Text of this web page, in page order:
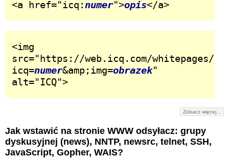
<a href="icq:numer">opis</a>
<img
src="https://web.icq.com/whitepages/
icq=numer&amp;img=obrazek"
alt="ICQ">
Zobacz więcej...
Jak wstawić na stronie WWW odsyłacz: grupy
dyskusyjnej (news), NNTP, newsrc, telnet, SSH,
JavaScript, Gopher, WAIS?